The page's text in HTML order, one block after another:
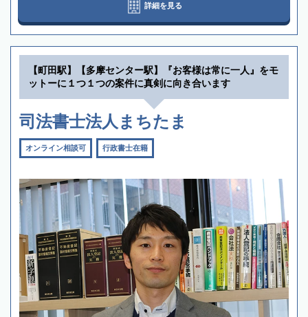
詳細を見る
【町田駅】【多摩センター駅】『お客様は常に一人』をモ
ットーに１つ１つの案件に真剣に向き合います
司法書士法人まちたま
オンライン相談可 行政書士在籍